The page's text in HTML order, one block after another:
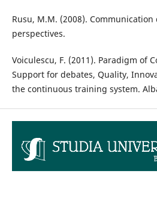
Rusu, M.M. (2008). Communication
perspectives.
Voiculescu, F. (2011). Paradigm of
Support for debates, Quality,
the continuous training system.